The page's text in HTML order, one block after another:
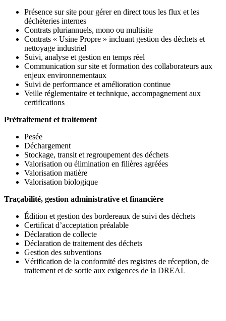
Présence sur site pour gérer en direct tous les flux et les
déchèteries internes
Contrats pluriannuels, mono ou multisite
Contrats « Usine Propre » incluant gestion des déchets et
nettoyage industriel
Suivi, analyse et gestion en temps réel
Communication sur site et formation des collaborateurs aux
enjeux environnementaux
Suivi de performance et amélioration continue
Veille réglementaire et technique, accompagnement aux
certifications
Prétraitement et traitement
Pesée
Déchargement
Stockage, transit et regroupement des déchets
Valorisation ou élimination en filières agréées
Valorisation matière
Valorisation biologique
Traçabilité, gestion administrative et financière
Édition et gestion des bordereaux de suivi des déchets
Certificat d’acceptation préalable
Déclaration de collecte
Déclaration de traitement des déchets
Gestion des subventions
Vérification de la conformité des registres de réception, de
traitement et de sortie aux exigences de la DREAL